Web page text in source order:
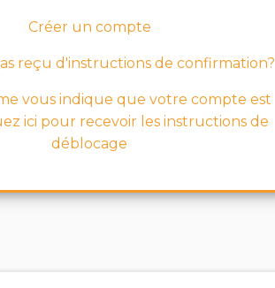
Créer un compte
reçu d'instructions de confirmation?
vous indique que votre compte est
ici pour recevoir les instructions de
déblocage